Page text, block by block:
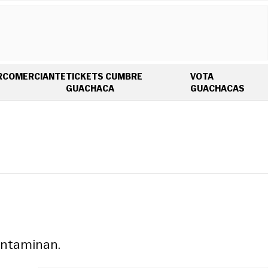
COMERCIANTETICKETS CUMBRE
GUACHACAOPENS IN NEW WINDOW
VOTA
GUACHACAS